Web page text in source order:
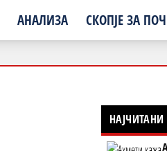
АНАЛИЗА СКОПЈЕ ЗА